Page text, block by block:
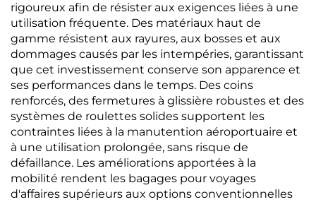
rigoureux afin de résister aux exigences liées à une
utilisation fréquente. Des matériaux haut de
gamme résistent aux rayures, aux bosses et aux
dommages causés par les intempéries, garantissant
que cet investissement conserve son apparence et
ses performances dans le temps. Des coins
renforcés, des fermetures à glissière robustes et des
systèmes de roulettes solides supportent les
contraintes liées à la manutention aéroportuaire et
à une utilisation prolongée, sans risque de
défaillance. Les améliorations apportées à la
mobilité rendent les bagages pour voyages
d'affaires supérieurs aux options conventionnelles